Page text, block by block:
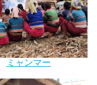
ミャンマー